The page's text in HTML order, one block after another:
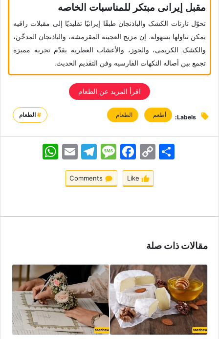
مقبل إیرانی مبتکر للمناسبات الخاصه
تحوّل تارتات الکشک والباذنجان طبقًا إیرانیًا تقلیدیًا إلى مقبلات راقیه
یمکن تناولها بسهوله. إن مزیج العجینه المقرمشه، والباذنجان المدخّن،
والکشک الکریمی، والجوز، والأعشاب العطریه یقدّم تجربه ممیزه
تجمع بین أصاله النکهات الفارسیه وفن التقدیم الحدیث.
اقرأ المزید عن الطعام
Labels: أطعم الطعام #الطعام
WhatsApp EmailTelegramMessageFacebook Copy
Link
اشتراک
Like
Comments
مقالات ذات صلة